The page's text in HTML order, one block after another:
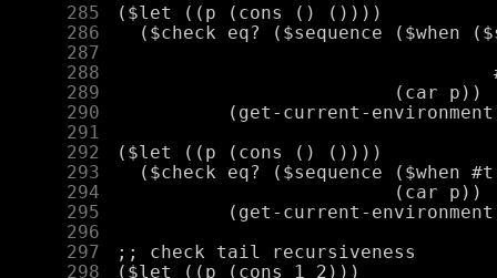
    285
    286
    287
    288
    289
    290
    291
    292
    293
    294
    295
    296
    297
    298